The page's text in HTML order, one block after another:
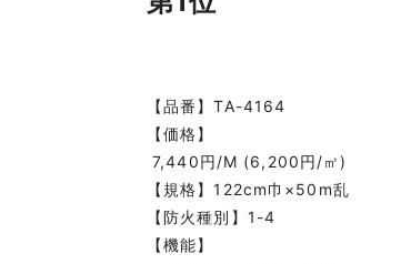
【品番】TA-4164
【価格】
7,440円/M (6,200円/㎡)
【規格】122cm巾×50m乱
【防火種別】1-4
【機能】